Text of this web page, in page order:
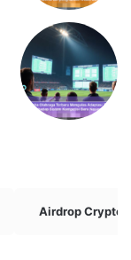
Airdrop Crypto